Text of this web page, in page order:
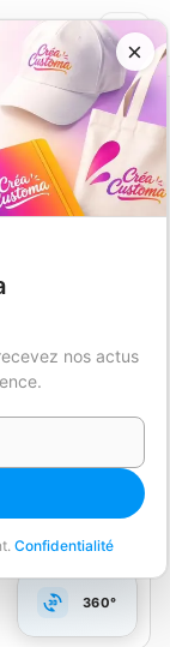
×
nos actus
Confidentialité
360°